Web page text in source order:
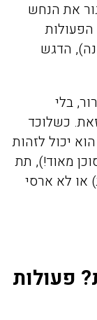
את הנחש
במקום אחד. לכן אחרי שביצעתם את 5 הפעולות
הדגש
בלי
כשלוכד
יכול לזהות
מאוד!), תת
או לא ארסי
פעולות